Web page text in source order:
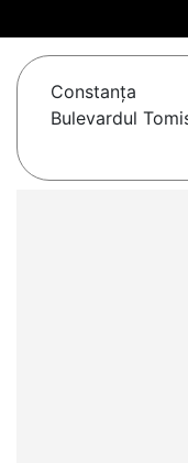
Constanţa
Bulevardul